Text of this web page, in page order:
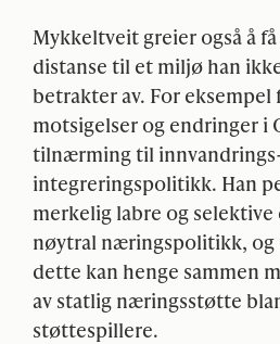
Mykkeltveit greier også å
distanse til et miljø han
betrakter av. For eksempel
motsigelser og endringer i
tilnærming til
integreringspolitikk. Han
merkelig labre og
nøytral næringspolitikk, og
dette kan henge sammen
av statlig næringsstøtte
støttespillere.